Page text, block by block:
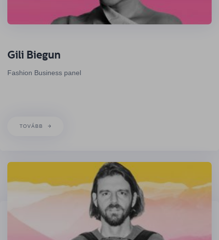
Gili Biegun
Fashion Business panel
TOVÁBB